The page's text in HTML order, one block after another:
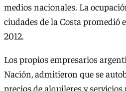
medios nacionales. La
ciudades de la Costa promedió
2012.
Los propios empresarios
Nación, admitieron que se
precios de alquileres y